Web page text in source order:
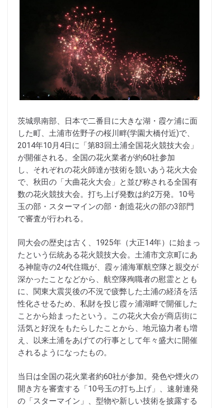
茨城県南部、日本で二番目に大きな湖・霞ケ浦に面
した町、土浦市佐野子の桜川畔(学園大橋付近)で、
2014年10月4日に「第83回土浦全国花火競技大会」
が開催される。全国の花火業者が約60社参加
し、それぞれの花火師達が技術を競いあう花火大会
で、秋田の「大曲花火大会」と並び称される全国有
数の花火競技大会。打ち上げ発数は約2万発。10号
玉の部・スターマインの部・創造花火の部の3部門
で審査が行われる。
同大会の歴史は古く、1925年（大正14年）に始まっ
たという伝統ある花火競技大会。土浦市文京町にあ
る神龍寺の24代住職が、霞ヶ浦海軍航空隊と親交が
深かったことなどから、航空隊殉職者の慰霊ととも
に、関東大震災後の不況で疲弊した土浦の経済を活
性化させるため、私財を投じ霞ヶ浦湖畔で開催した
ことから始まったという。この花火大会が商店街に
活気と好況をもたらしたことから、地元協力者も増
え、以来土浦をあげての行事として年々盛大に開催
されるようになったもの。
当日は全国の花火業者約60社が参加。発色や煙火の
開き方を審査する「10号玉の打ち上げ」、速射連発
の「スターマイン」、型物や新しい技術を披露する